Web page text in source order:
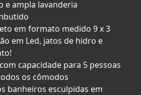
e ampla lavanderia
em formato medido 9 x 3
em Led, jatos de hidro e
capacidade para 5 pessoas
os cômodos
banheiros esculpidas em